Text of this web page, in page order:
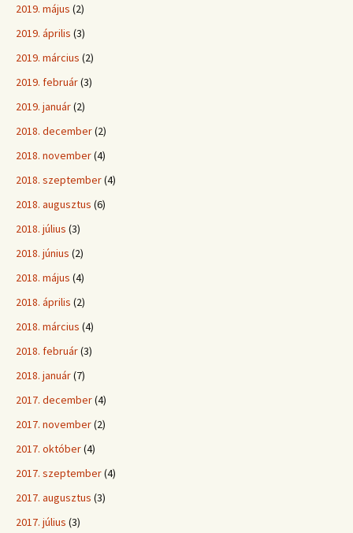
2019. május (2)
2019. április (3)
2019. március (2)
2019. február(3)
2019. január(2)
2018. december(2)
2018. november(4)
2018. szeptember(4)
2018. augusztus (6)
2018. július (3)
2018. június (2)
2018. május (4)
2018. április (2)
2018. március (4)
2018. február(3)
2018. január(7)
2017. december(4)
2017. november(2)
2017. október(4)
2017. szeptember(4)
2017. augusztus (3)
2017. július (3)